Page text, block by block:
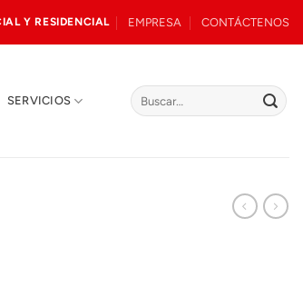
Y RESIDENCIAL EMPRESA CONTÁCTENOS
SERVICIOS
Buscar
por: